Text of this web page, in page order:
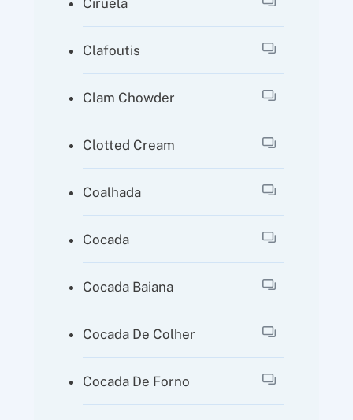
Ciruela
Clafoutis
Clam Chowder
Clotted Cream
Coalhada
Cocada
Cocada Baiana
Cocada De Colher
Cocada De Forno